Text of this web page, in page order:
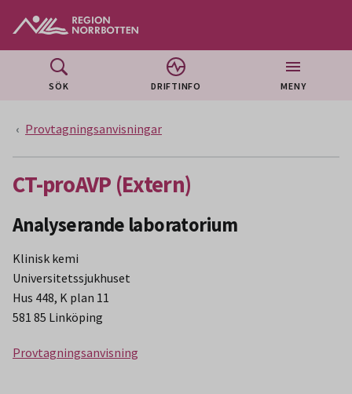
SÖK DRIFTINFO MENY
Provtagningsanvisningar
CT-proAVP (Extern)
Analyserande laboratorium
Klinisk kemi
Universitetssjukhuset
Hus 448, K plan 11
581 85 Linköping
Provtagningsanvisning